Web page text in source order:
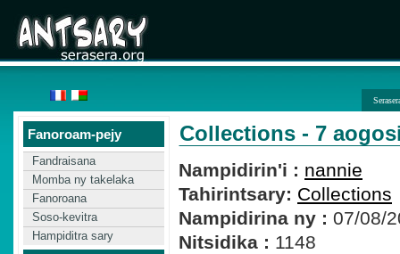
Fanoroam-pejy
Fandraisana
Momba ny takelaka
Fanoroana
Soso-kevitra
Hampiditra sary
Collections - 7
Nampidirin'i : nannie
Tahirintsary: Collections
Nampidirina ny : 07/08/
Nitsidika : 1148